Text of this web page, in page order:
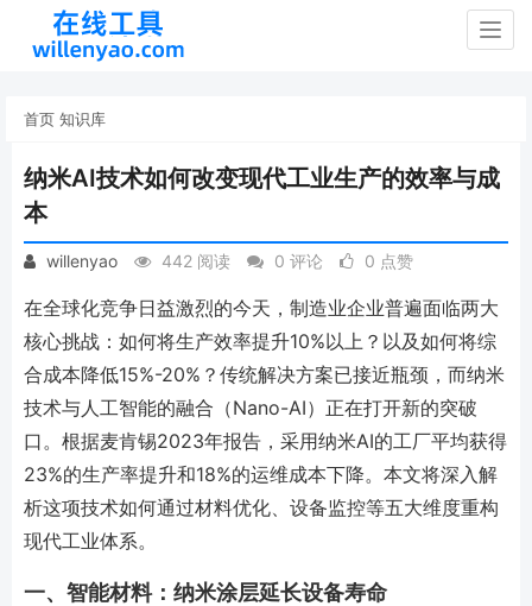
首页 知识库
纳米AI技术如何改变现代工业生产的效率与成
本
willenyao 442 阅读 0 评论 0 点赞
在全球化竞争日益激烈的今天，制造业企业普遍面临两大
核心挑战：如何将生产效率提升10%以上？以及如何将综
合成本降低15%-20%？传统解决方案已接近瓶颈，而纳米
技术与人工智能的融合（Nano-AI）正在打开新的突破
口。根据麦肯锡2023年报告，采用纳米AI的工厂平均获得
23%的生产率提升和18%的运维成本下降。本文将深入解
析这项技术如何通过材料优化、设备监控等五大维度重构
现代工业体系。
一、智能材料：纳米涂层延长设备寿命